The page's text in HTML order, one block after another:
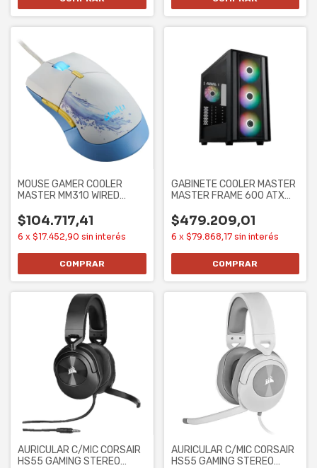
MOUSE GAMER COOLER
MASTER MM310 WIRED
$104.717,41
6 x $17.452,90 sin interés
GABINETE COOLER MASTER
MASTER FRAME 600 ATX
$479.209,01
6 x $79.868,17 sin interés
AURICULAR C/MIC CORSAIR
HS55 GAMING STEREO
AURICULAR C/MIC CORSAIR
HS55 GAMING STEREO